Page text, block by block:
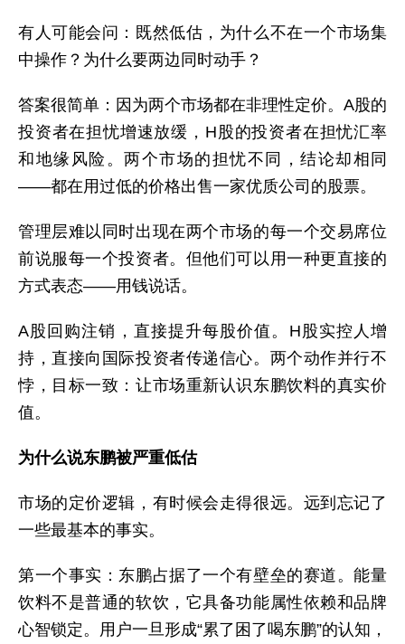
有人可能会问：既然低估，为什么不在一个市场集
中操作？为什么要两边同时动手？
答案很简单：因为两个市场都在非理性定价。A股的
投资者在担忧增速放缓，H股的投资者在担忧汇率
和地缘风险。两个市场的担忧不同，结论却相同
——都在用过低的价格出售一家优质公司的股票。
管理层难以同时出现在两个市场的每一个交易席位
前说服每一个投资者。但他们可以用一种更直接的
方式表态——用钱说话。
A股回购注销，直接提升每股价值。H股实控人增
持，直接向国际投资者传递信心。两个动作并行不
悖，目标一致：让市场重新认识东鹏饮料的真实价
值。
为什么说东鹏被严重低估
市场的定价逻辑，有时候会走得很远。远到忘记了
一些最基本的事实。
第一个事实：东鹏占据了一个有壁垒的赛道。能量
饮料不是普通的软饮，它具备功能属性依赖和品牌
心智锁定。用户一旦形成“累了困了喝东鹏”的认知，